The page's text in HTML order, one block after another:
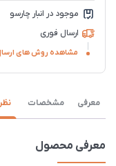
موجود در انبار چارسو
ارسال فوری
مشاهده روش های
معرفی مشخصات
معرفی محصول